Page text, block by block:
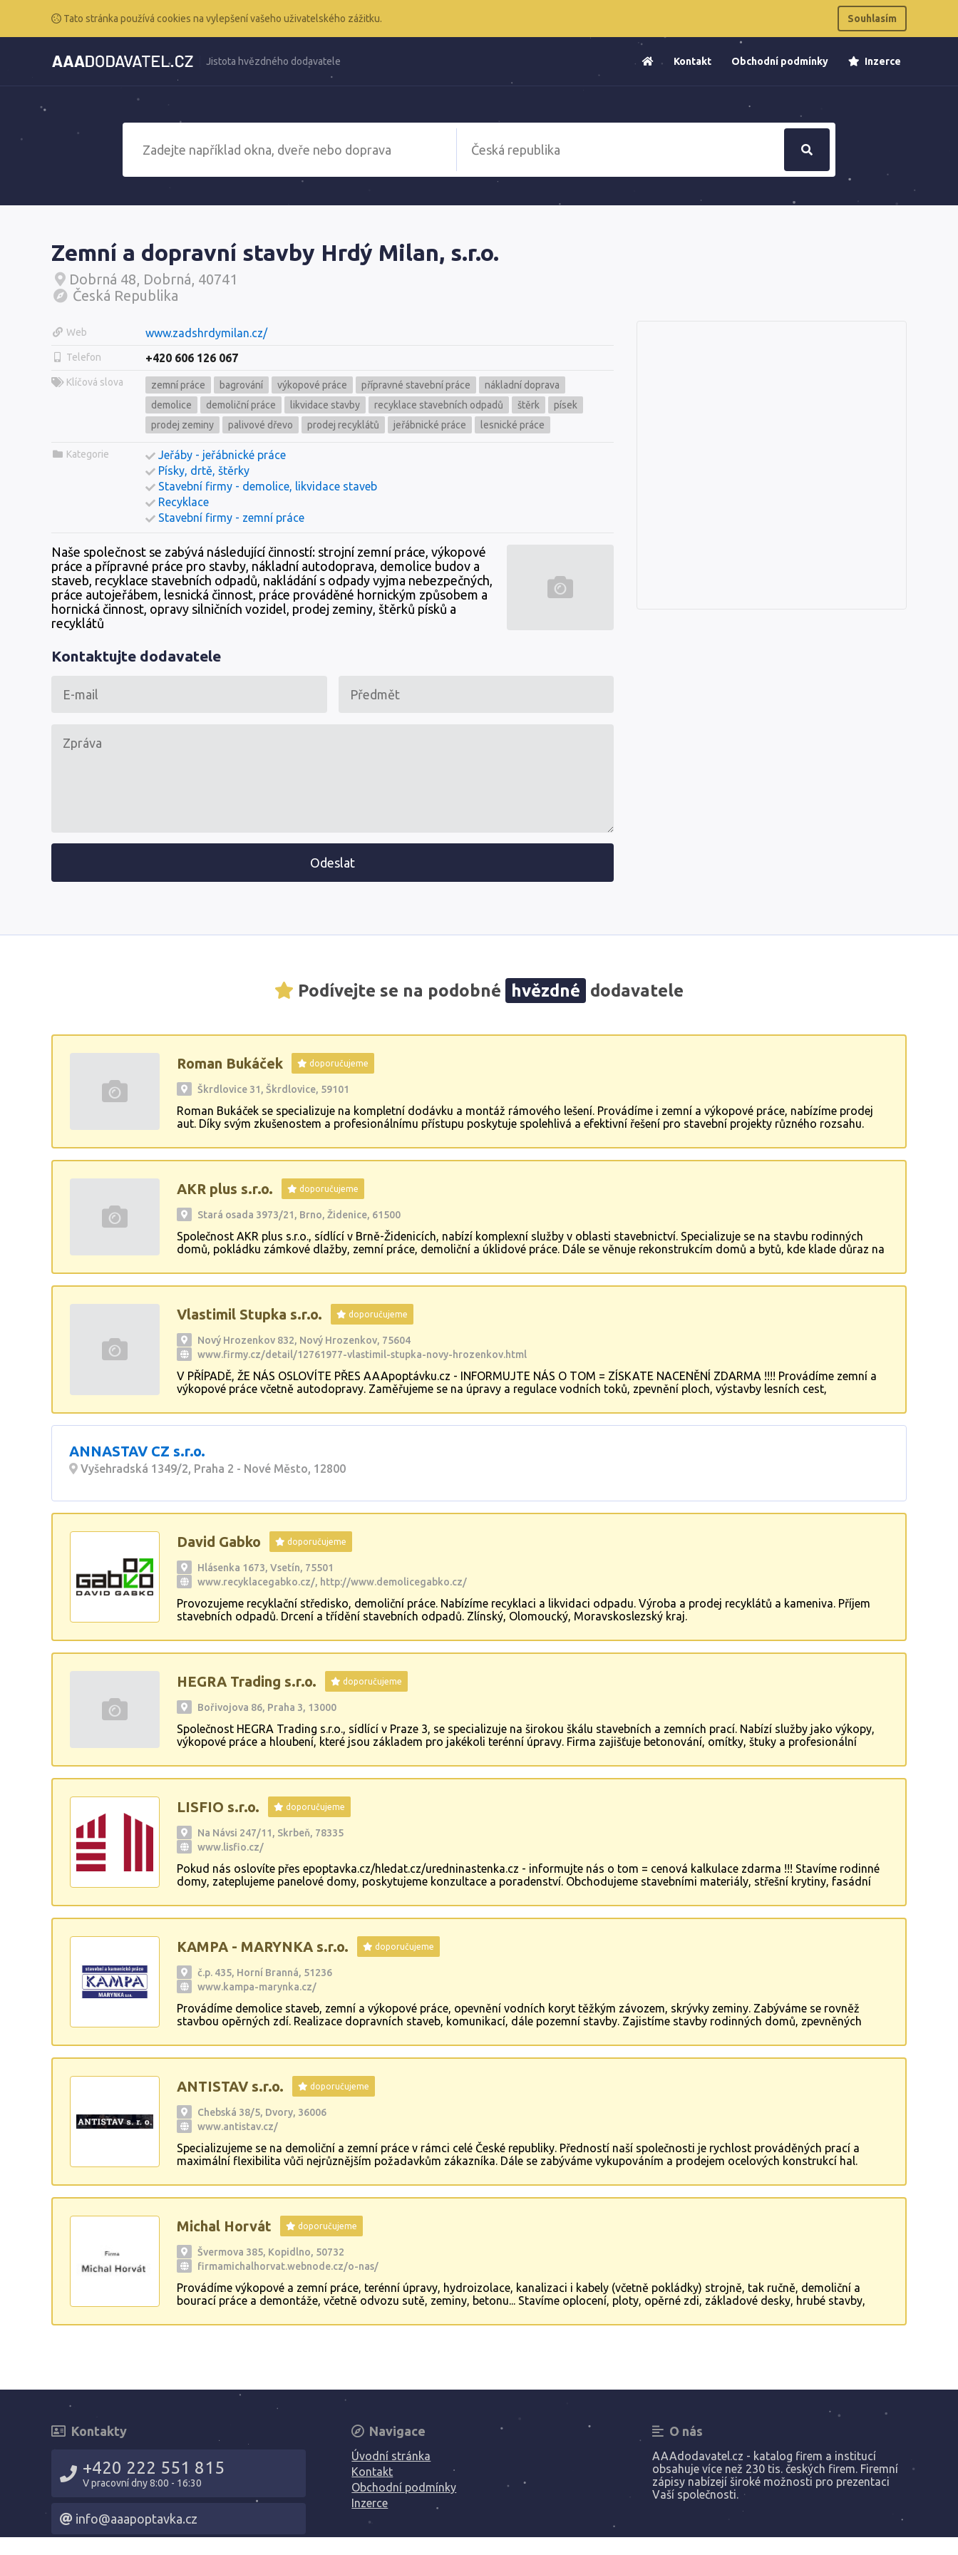
Tato stránka používá cookies na vylepšení vašeho uživatelského zážitku. Souhlasím
Jistota hvězdného dodavatele Kontakt Obchodní podmínky Inzerce
Zemní a dopravní stavby Hrdý Milan, s.r.o.
Dobrná 48, Dobrná, 40741
Česká Republika
Web www.zadshrdymilan.cz/
Telefon +420 606 126 067
Klíčová slova zemní práce bagrování výkopové práce přípravné stavební práce
nákladní doprava
demolice
demoliční práce likvidace stavby recyklace stavebních odpadů štěrk
písek
prodej zeminy
palivové dřevo prodej recyklátů jeřábnické práce lesnické práce
Kategorie
Jeřáby - jeřábnické práce
Písky, drtě, štěrky
Stavební firmy - demolice, likvidace staveb
Recyklace
Stavební firmy - zemní práce
Naše společnost se zabývá následující činností: strojní zemní práce, výkopové
práce a přípravné práce pro stavby, nákladní autodoprava, demolice budov a
staveb, recyklace stavebních odpadů, nakládání s odpady vyjma nebezpečných,
práce autojeřábem, lesnická činnost, práce prováděné hornickým způsobem a
hornická činnost, opravy silničních vozidel, prodej zeminy, štěrků písků a
recyklátů
Kontaktujte dodavatele
Odeslat
Podívejte se na podobné hvězdné dodavatele
Roman Bukáček doporučujeme
Škrdlovice 31, Škrdlovice, 59101
Roman Bukáček se specializuje na kompletní dodávku a montáž rámového lešení. Provádíme i zemní a výkopové práce, nabízíme prodej
aut. Díky svým zkušenostem a profesionálnímu přístupu poskytuje spolehlivá a efektivní řešení pro stavební projekty různého rozsahu.
AKR plus s.r.o. doporučujeme
Stará osada 3973/21, Brno, Židenice, 61500
Společnost AKR plus s.r.o., sídlící v Brně-Židenicích, nabízí komplexní služby v oblasti stavebnictví. Specializuje se na stavbu rodinných
domů, pokládku zámkové dlažby, zemní práce, demoliční a úklidové práce. Dále se věnuje rekonstrukcím domů a bytů, kde klade důraz na
Vlastimil Stupka s.r.o. doporučujeme
Nový Hrozenkov 832, Nový Hrozenkov, 75604
www.firmy.cz/detail/12761977-vlastimil-stupka-novy-hrozenkov.html
V PŘÍPADĚ, ŽE NÁS OSLOVÍTE PŘES AAApoptávku.cz - INFORMUJTE NÁS O TOM = ZÍSKATE NACENĚNÍ ZDARMA !!!! Provádíme zemní a
výkopové práce včetně autodopravy. Zaměřujeme se na úpravy a regulace vodních toků, zpevnění ploch, výstavby lesních cest,
jímek a dalšího. Zakázky upřednostňujeme pro kraje Zlínský, Frýdek Místek, Přerov.
ANNASTAV CZ s.r.o.
Vyšehradská 1349/2, Praha 2 - Nové Město, 12800
David Gabko doporučujeme
Hlásenka 1673, Vsetín, 75501
www.recyklacegabko.cz/, http://www.demolicegabko.cz/
Provozujeme recyklační středisko, demoliční práce. Nabízíme recyklaci a likvidaci odpadu. Výroba a prodej recyklátů a kameniva. Příjem
stavebních odpadů. Drcení a třídění stavebních odpadů. Zlínský, Olomoucký, Moravskoslezský kraj.
HEGRA Trading s.r.o. doporučujeme
Bořivojova 86, Praha 3, 13000
Společnost HEGRA Trading s.r.o., sídlící v Praze 3, se specializuje na širokou škálu stavebních a zemních prací. Nabízí služby jako výkopy,
výkopové práce a hloubení, které jsou základem pro jakékoli terénní úpravy. Firma zajišťuje betonování, omítky, štuky a profesionální
HEGRA Trading s.r.o. poskytuje služby také v oblasti stavby plotů a oplocení, a to včetně altánů, zahradních domků a stání pro auta, čímž
přispívá k funkčnosti a estetice venkovních prostor.
LISFIO s.r.o. doporučujeme
Na Návsi 247/11, Skrbeň, 78335
www.lisfio.cz/
Pokud nás oslovíte přes epoptavka.cz/hledat.cz/uredninastenka.cz - informujte nás o tom = cenová kalkulace zdarma !!! Stavíme rodinné
domy, zateplujeme panelové domy, poskytujeme konzultace a poradenství. Obchodujeme stavebními materiály, střešní krytiny, fasádní
KAMPA - MARYNKA s.r.o. doporučujeme
č.p. 435, Horní Branná, 51236
www.kampa-marynka.cz/
Provádíme demolice staveb, zemní a výkopové práce, opevnění vodních koryt těžkým závozem, skrývky zeminy. Zabýváme se rovněž
stavbou opěrných zdí. Realizace dopravních staveb, komunikací, dále pozemní stavby. Zajistíme stavby rodinných domů, zpevněných
ANTISTAV s.r.o. doporučujeme
Chebská 38/5, Dvory, 36006
www.antistav.cz/
Specializujeme se na demoliční a zemní práce v rámci celé České republiky. Předností naší společnosti je rychlost prováděných prací a
maximální flexibilita vůči nejrůznějším požadavkům zákazníka. Dále se zabýváme vykupováním a prodejem ocelových konstrukcí hal.
Michal Horvát doporučujeme
Švermova 385, Kopidlno, 50732
firmamichalhorvat.webnode.cz/o-nas/
Provádíme výkopové a zemní práce, terénní úpravy, hydroizolace, kanalizaci i kabely (včetně pokládky) strojně, tak ručně, demoliční a
bourací práce a demontáže, včetně odvozu sutě, zeminy, betonu... Stavíme oplocení, ploty, opěrné zdi, základové desky, hrubé stavby,
nebezpečných odpadů, holubího trusu, včetně dezinsekce a dezinfekce.
Kontakty
+420 222 551 815
V pracovní dny 8:00 - 16:30
info@aaapoptavka.cz
Navigace
Úvodní stránka
Kontakt
Obchodní podmínky
Inzerce
O nás
AAAdodavatel.cz - katalog firem a institucí
obsahuje více než 230 tis. českých firem. Firemní
zápisy nabízejí široké možnosti pro prezentaci
Vaší společnosti.